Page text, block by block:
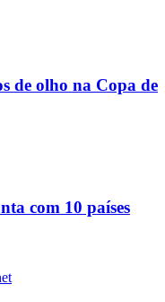
de olho na Copa de
com 10 países